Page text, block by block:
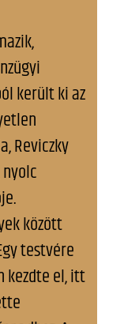
került ki az
Reviczky
között
testvére
kezdte el, itt